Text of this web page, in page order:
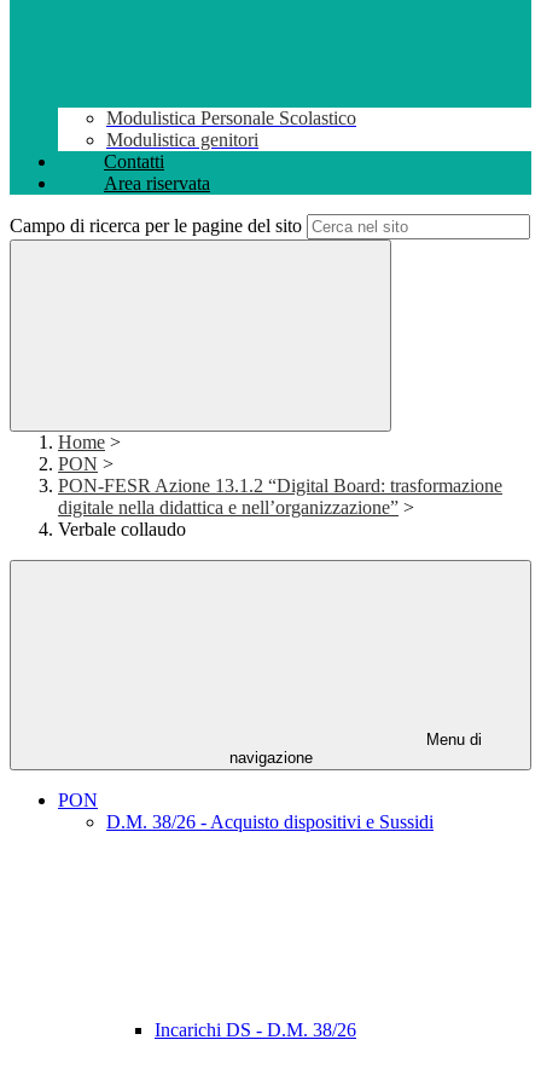
Modulistica Personale Scolastico
Modulistica genitori
Contatti
Area riservata
Campo di ricerca per le pagine del sito
Home >
PON >
PON-FESR Azione 13.1.2 “Digital Board: trasformazione
digitale nella didattica e nell’organizzazione” >
Verbale collaudo
Menu di
navigazione
PON
D.M. 38/26 - Acquisto dispositivi e Sussidi
Incarichi DS - D.M. 38/26